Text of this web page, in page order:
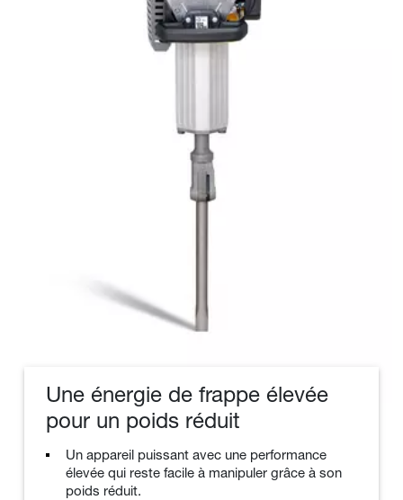
Une énergie de frappe élevée
pour un poids réduit
Un appareil puissant avec une performance
élevée qui reste facile à manipuler grâce à son
poids réduit.